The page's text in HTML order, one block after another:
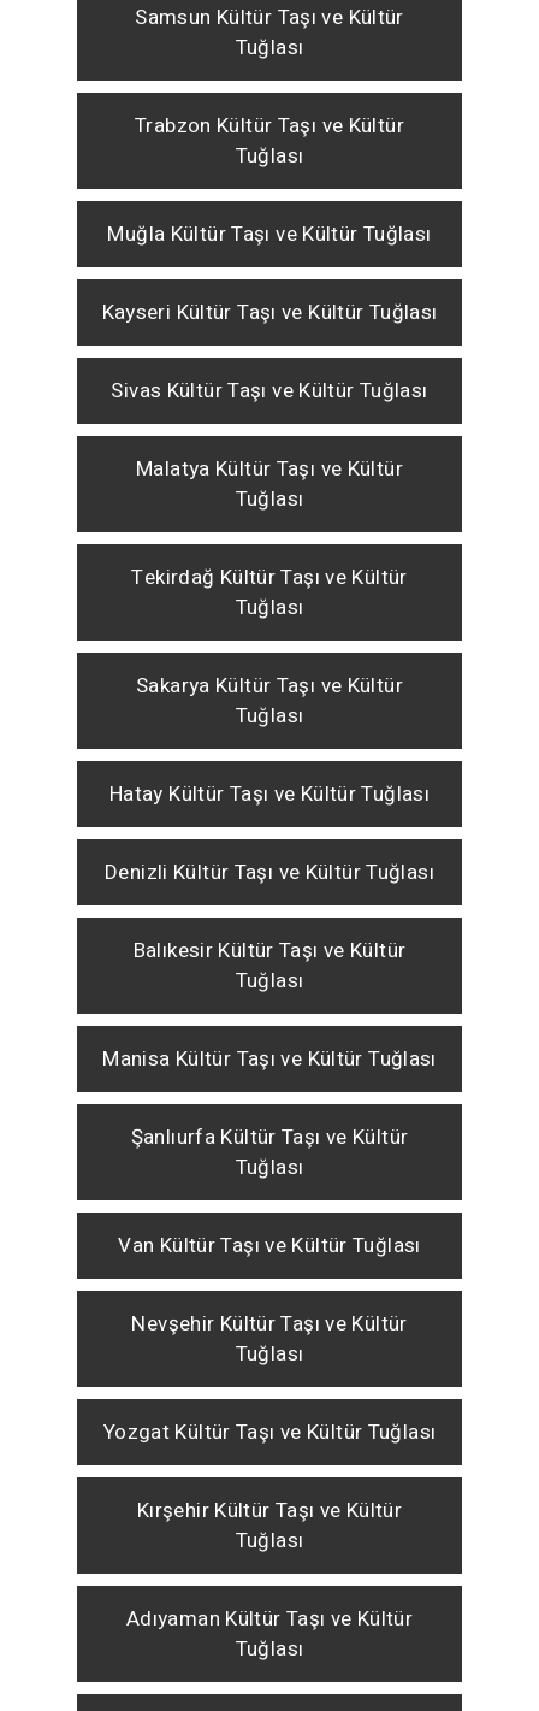
Samsun Kültür Taşı ve Kültür
Tuğlası
Trabzon Kültür Taşı ve Kültür
Tuğlası
Muğla Kültür Taşı ve Kültür Tuğlası
Kayseri Kültür Taşı ve Kültür Tuğlası
Sivas Kültür Taşı ve Kültür Tuğlası
Malatya Kültür Taşı ve Kültür
Tuğlası
Tekirdağ Kültür Taşı ve Kültür
Tuğlası
Sakarya Kültür Taşı ve Kültür
Tuğlası
Hatay Kültür Taşı ve Kültür Tuğlası
Denizli Kültür Taşı ve Kültür Tuğlası
Balıkesir Kültür Taşı ve Kültür
Tuğlası
Manisa Kültür Taşı ve Kültür Tuğlası
Şanlıurfa Kültür Taşı ve Kültür
Tuğlası
Van Kültür Taşı ve Kültür Tuğlası
Nevşehir Kültür Taşı ve Kültür
Tuğlası
Yozgat Kültür Taşı ve Kültür Tuğlası
Kırşehir Kültür Taşı ve Kültür
Tuğlası
Adıyaman Kültür Taşı ve Kültür
Tuğlası